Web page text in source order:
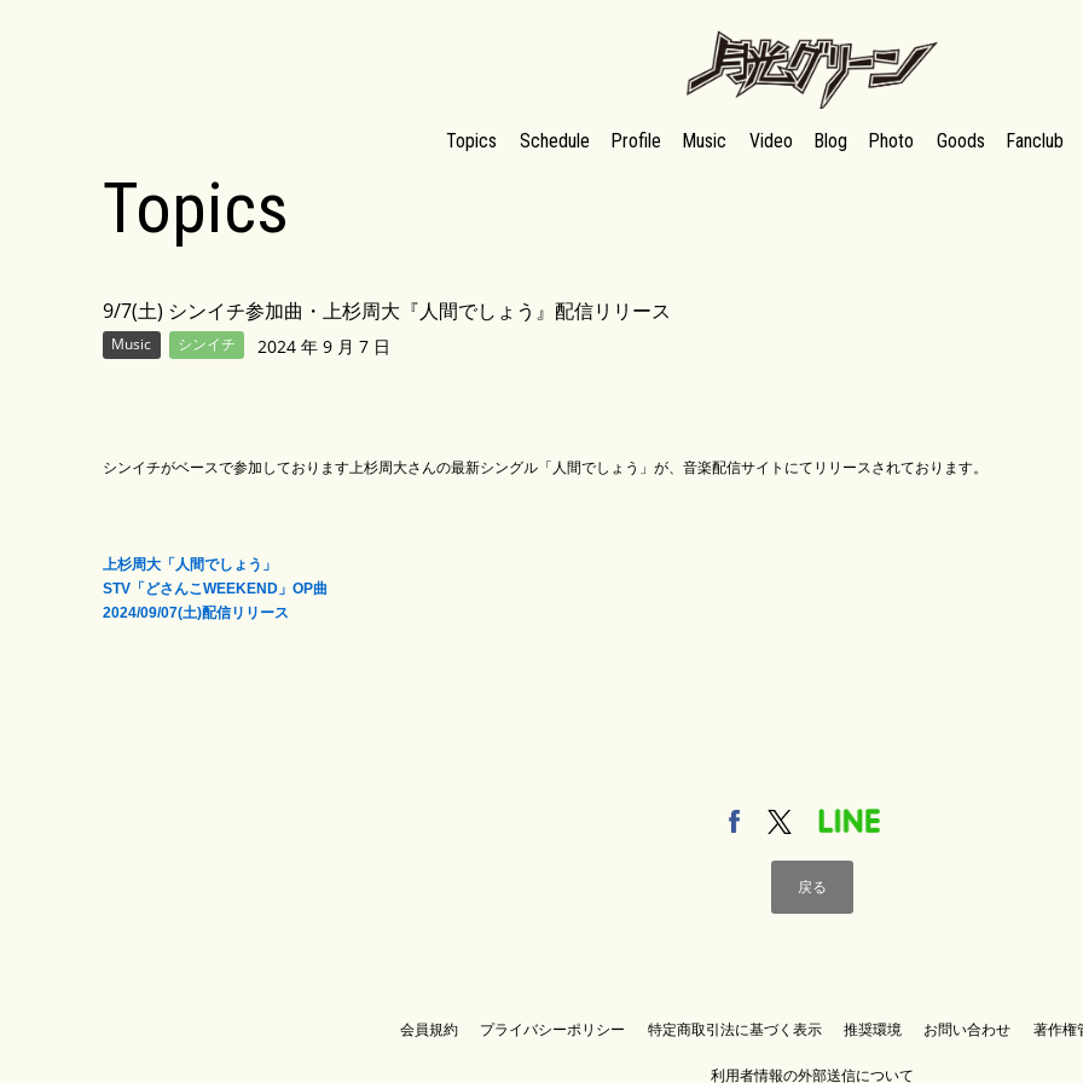
月光グリーンオフィシャルサイト
Topics Schedule Profile Music Video Blog Photo Goods Fanclub
Topics
9/7(土) シンイチ参加曲・上杉周大『人間でしょう』配信リリース
Music シンイチ 2024 年 9 月 7 日
シンイチがベースで参加しております上杉周大さんの最新シングル「人間でしょう」が、音楽配信サイトにてリリースされております。
上杉周大「人間でしょう」
STV「どさんこWEEKEND」OP曲
2024/09/07(土)配信リリース
戻る
会員規約 プライバシーポリシー 特定商取引法に基づく表示 推奨環境 お問い合わせ 著作権
利用者情報の外部送信について